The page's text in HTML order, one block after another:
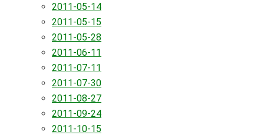
2011-05-14
2011-05-15
2011-05-28
2011-06-11
2011-07-11
2011-07-30
2011-08-27
2011-09-24
2011-10-15